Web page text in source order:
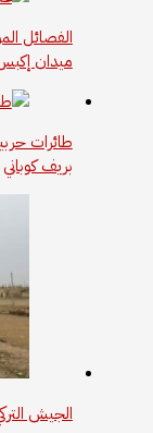
الفصائل
ميدان
طائرات
بريف كوباني
الجيش